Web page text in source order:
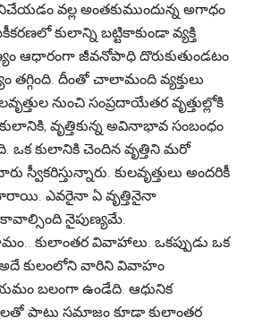
వల్ల అంతకుముందున్న అగాధం
కులాన్ని బట్టికాకుండా వ్యక్తి
ఆధారంగా జీవనోపాధి దొరుకుతుండటం
తగ్గింది. దీంతో చాలామంది వ్యక్తులు
నుంచి సంప్రదాయేతర వృత్తుల్లోకి
వృత్తికున్న అవినాభావ సంబంధం
ఒక కులానికి చెందిన వృత్తిని మరో
స్వీకరిస్తున్నారు. కులవృత్తులు అందరికీ
ఎవరైనా ఏ వృత్తినైనా
కావాల్సింది నైపుణ్యమే.
కులాంతర వివాహాలు. ఒకప్పుడు ఒక
అదే కులంలోని వారిని వివాహం
బలంగా ఉండేది. ఆధునిక
పాటు సమాజం కూడా కులాంతర